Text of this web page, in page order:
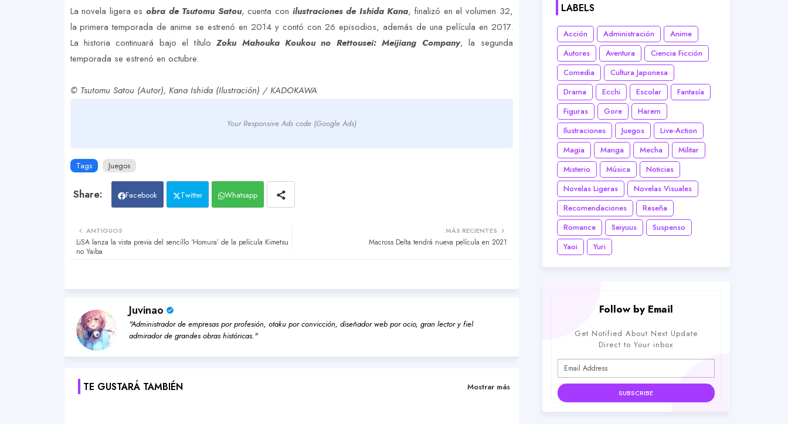
La novela ligera es obra de Tsutomu Satou, cuenta con ilustraciones de Ishida Kana, finalizó en el volumen 32,
la primera temporada de anime se estrenó en 2014 y contó con 26 episodios, además de una película en 2017.
La historia continuará bajo el títuloZoku Mahouka Koukou no Rettousei: Meijiang Company, la segunda
temporada se estrenó en octubre.
© Tsutomu Satou (Autor), Kana Ishida (Ilustración) / KADOKAWA
Your Responsive Ads code (Google Ads)
Tags Juegos
Facebook Twitter Whatsapp
MÁS RECIENTES
Macross Delta tendrá nueva película en 2021
ANTIGUOS
LiSA lanza la vista previa del sencillo ‘Homura’ de la película Kimetsu
no Yaiba
Juvinao
"Administrador de empresas por profesión, otaku por convicción, diseñador web por ocio, gran lector y fiel
admirador de grandes obras históricas."
TE GUSTARÁ TAMBIÉN Mostrar más
LABELS
Acción Administración
Anime
Autores
Aventura
Ciencia Ficción
Comedia
Cultura Japonesa
Drama
Ecchi Escolar
Fantasía
Figuras
Gore
Harem
Ilustraciones
Juegos
Live-Action
Magia
Manga Mecha
Militar
Misterio
Música
Noticias
Novelas Ligeras
Novelas Visuales
Recomendaciones
Reseña
Romance
Seiyuus
Suspenso
Yaoi
Yuri
Follow by Email
Get Notified About Next Update
Direct to Your inbox